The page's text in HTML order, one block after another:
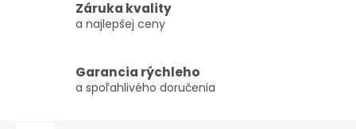
Záruka kvality
a najlepšej ceny
Garancia rýchleho
a spoľahlivého doručenia